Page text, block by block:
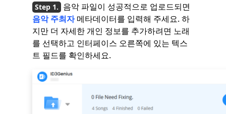
음악 파일이 성공적으로 업로드되면
음악 주최자메타데이터를 입력해 주세요. 하
지만 더 자세한 개인 정보를 추가하려면 노래
를 선택하고 인터페이스 오른쪽에 있는 텍스
트 필드를 확인하세요.